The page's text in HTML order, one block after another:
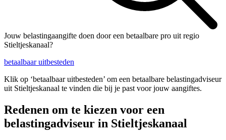
Jouw belastingaangifte doen door een betaalbare pro uit regio
Stieltjeskanaal?
betaalbaar uitbesteden
Klik op ‘betaalbaar uitbesteden’ om een betaalbare belastingadviseur
uit Stieltjeskanaal te vinden die bij je past voor jouw aangiftes.
Redenen om te kiezen voor een
belastingadviseur in Stieltjeskanaal